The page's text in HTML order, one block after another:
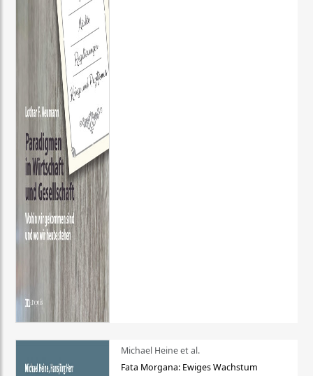
Michael Heine et al.
Fata Morgana: Ewiges Wachstum